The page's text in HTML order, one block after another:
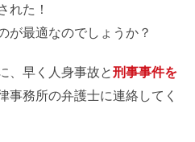
れた！
が最適なのでしょうか？
、早く人身事故と刑事事件を
事務所の弁護士に連絡してく